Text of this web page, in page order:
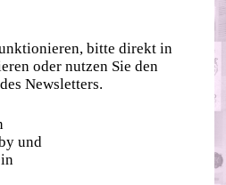
bitte direkt in
oder nutzen Sie den
Newsletters.
und